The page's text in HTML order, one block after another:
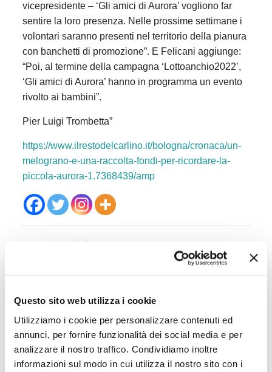
Questo sito web utilizza i cookie
Utilizziamo i cookie per personalizzare contenuti ed
annunci, per fornire funzionalità dei social media e per
analizzare il nostro traffico. Condividiamo inoltre
informazioni sul modo in cui utilizza il nostro sito con i
vicepresidente – ‘Gli amici di Aurora’ vogliono far
sentire la loro presenza. Nelle prossime settimane i
volontari saranno presenti nel territorio della pianura
con banchetti di promozione”. E Felicani aggiunge:
“Poi, al termine della campagna ‘Lottoanchio2022’,
‘Gli amici di Aurora’ hanno in programma un evento
rivolto ai bambini”.
Pier Luigi Trombetta”
https://www.ilrestodelcarlino.it/bologna/cronaca/un-
melograno-e-una-raccolta-fondi-per-ricordare-la-
piccola-aurora-1.7368439/amp
Post correlati